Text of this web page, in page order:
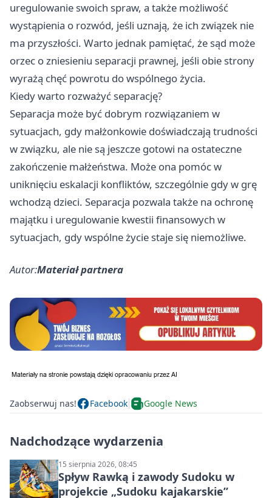
uregulowanie swoich spraw, a także możliwość
wystąpienia o rozwód, jeśli uznają, że ich związek nie
ma przyszłości. Warto jednak pamiętać, że sąd może
orzec o zniesieniu separacji prawnej, jeśli obie strony
wyrażą chęć powrotu do wspólnego życia.
Kiedy warto rozważyć separację?
Separacja może być dobrym rozwiązaniem w
sytuacjach, gdy małżonkowie doświadczają trudności
w związku, ale nie są jeszcze gotowi na ostateczne
zakończenie małżeństwa. Może ona pomóc w
uniknięciu eskalacji konfliktów, szczególnie gdy w grę
wchodzą dzieci. Separacja pozwala także na ochronę
majątku i uregulowanie kwestii finansowych w
sytuacjach, gdy wspólne życie staje się niemożliwe.
Autor:Materiał partnera
Zaobserwuj nas! Facebook Google News
Nadchodzące wydarzenia
15 sierpnia 2026, 08:45
Spływ Rawką i zawody Sudoku w
projekcie „Sudoku kajakarskie”